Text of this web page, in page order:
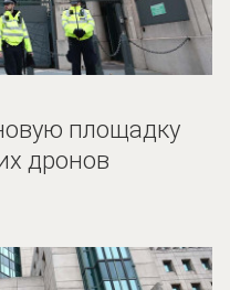
площадку
дронов